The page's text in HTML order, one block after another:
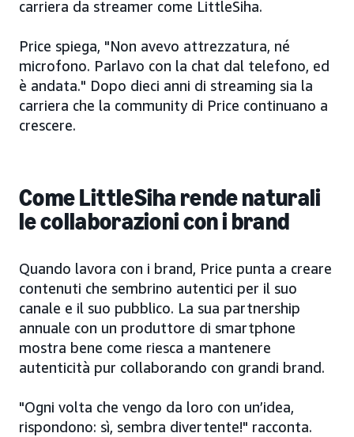
carriera da streamer come LittleSiha.
Price spiega, "Non avevo attrezzatura, né
microfono. Parlavo con la chat dal telefono, ed
è andata." Dopo dieci anni di streaming sia la
carriera che la community di Price continuano a
crescere.
Come LittleSiha rende naturali
le collaborazioni con i brand
Quando lavora con i brand, Price punta a creare
contenuti che sembrino autentici per il suo
canale e il suo pubblico. La sua partnership
annuale con un produttore di smartphone
mostra bene come riesca a mantenere
autenticità pur collaborando con grandi brand.
"Ogni volta che vengo da loro con un’idea,
rispondono: sì, sembra divertente!" racconta.